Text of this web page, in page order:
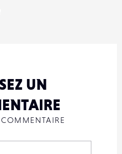
UN